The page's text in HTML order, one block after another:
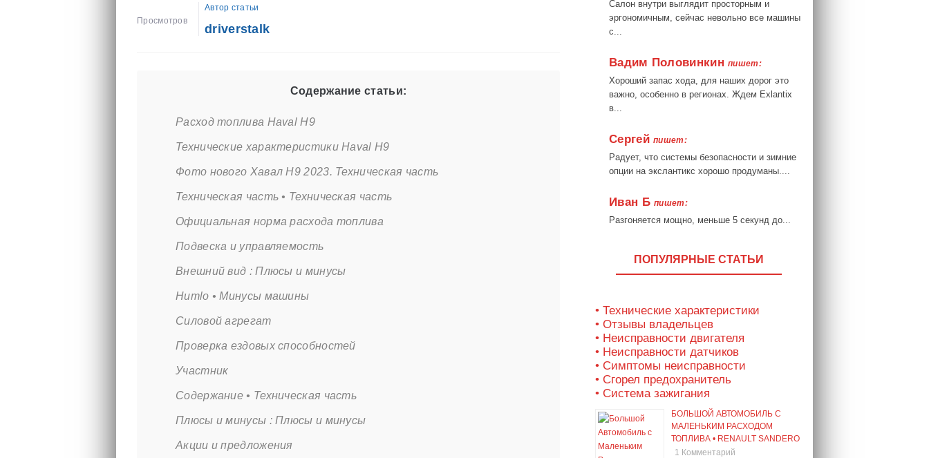
Просмотров
Автор статьи
driverstalk
Содержание статьи:
Расход топлива Haval H9
Технические характеристики Haval H9
Фото нового Хавал Н9 2023. Техническая часть
Техническая часть • Техническая часть
Официальная норма расхода топлива
Подвеска и управляемость
Внешний вид : Плюсы и минусы
Humlo • Минусы машины
Силовой агрегат
Проверка ездовых способностей
Участник
Содержание • Техническая часть
Плюсы и минусы : Плюсы и минусы
Акции и предложения
Салон внутри выглядит просторным и
эргономичным, сейчас невольно все машины
с...
Вадим Половинкинпишет:
Хороший запас хода, для наших дорог это
важно, особенно в регионах. Ждем Exlantix
в...
Сергейпишет:
Радует, что системы безопасности и зимние
опции на экслантикс хорошо продуманы....
Иван Бпишет:
Разгоняется мощно, меньше 5 секунд до...
ПОПУЛЯРНЫЕ СТАТЬИ
• Технические характеристики
• Отзывы владельцев
• Неисправности двигателя
• Неисправности датчиков
• Симптомы неисправности
• Сгорел предохранитель
• Система зажигания
БОЛЬШОЙ АВТОМОБИЛЬ С
МАЛЕНЬКИМ РАСХОДОМ
ТОПЛИВА • RENAULT SANDERO
1 Комментарий